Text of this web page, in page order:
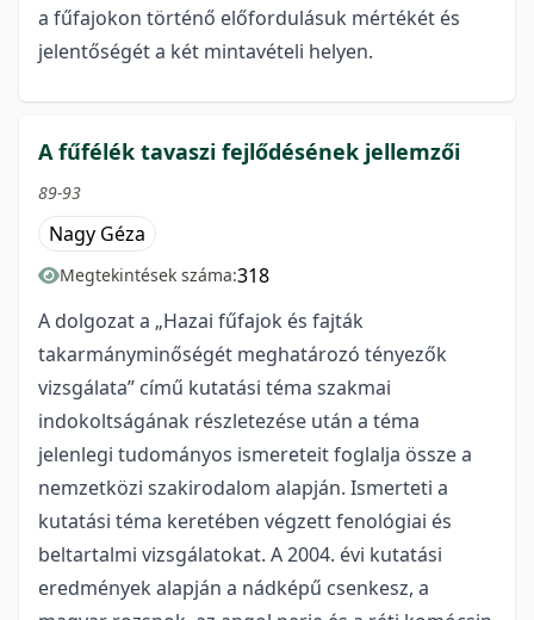
a fűfajokon történő előfordulásuk mértékét és
jelentőségét a két mintavételi helyen.
A fűfélék tavaszi fejlődésének jellemzői
89-93
Nagy Géza
Megtekintések száma:318
A dolgozat a „Hazai fűfajok és fajták
takarmányminőségét meghatározó tényezők
vizsgálata” című kutatási téma szakmai
indokoltságának részletezése után a téma
jelenlegi tudományos ismereteit foglalja össze a
nemzetközi szakirodalom alapján. Ismerteti a
kutatási téma keretében végzett fenológiai és
beltartalmi vizsgálatokat. A 2004. évi kutatási
eredmények alapján a nádképű csenkesz, a